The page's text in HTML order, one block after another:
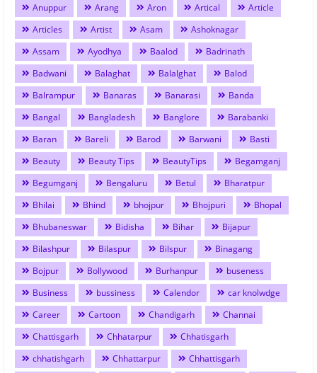
Anuppur
Arang Aron Artical
Article
Articles
Artist Asam
Ashoknagar
Assam
Ayodhya Baalod
Badrinath
Badwani
Balaghat Balalghat
Balod
Balrampur
Banaras Banarasi
Banda
Bangal
Bangladesh Banglore
Barabanki
Baran
Bareli Barod Barwani
Basti
Beauty
Beauty Tips BeautyTips
Begamganj
Begumganj
Bengaluru Betul
Bharatpur
Bhilai
Bhind bhojpur Bhojpuri
Bhopal
Bhubaneswar
Bidisha Bihar
Bijapur
Bilashpur
Bilaspur Bilspur
Binagang
Bojpur
Bollywood Burhanpur
buseness
Business
bussiness Calendor
car knolwdge
Career
Cartoon Chandigarh
Channai
Chattisgarh
Chhatarpur
Chhatisgarh
chhatishgarh
Chhattarpur
Chhattisgarh